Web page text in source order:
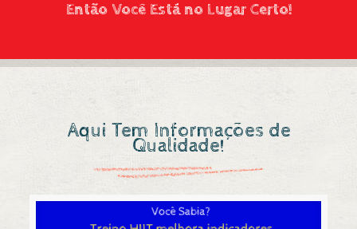
Então Você Está no Lugar Certo!
Aqui Tem Informações de
Qualidade!